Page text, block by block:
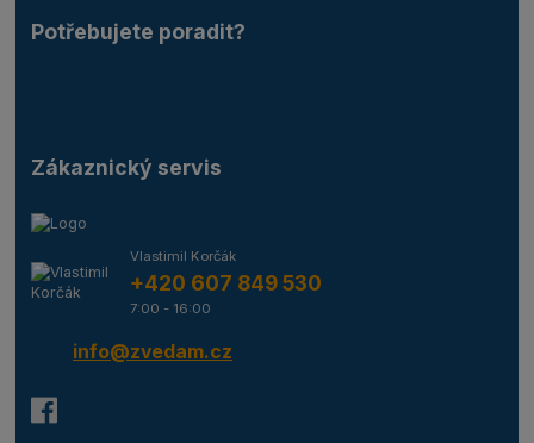
Potřebujete poradit?
Zákaznický servis
Vlastimil Korčák
+420 607 849 530
7:00 - 16:00
info@zvedam.cz